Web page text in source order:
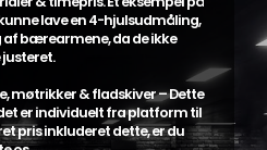
lave en 4-hjulsudmåling,
bærearmene, da de ikke
justeret.
møtrikker & fladskiver – Dette
er individuelt fra platform til
pris inkluderet dette, er du